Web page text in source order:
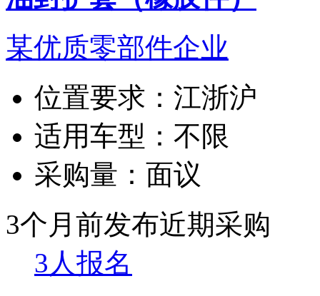
某优质零部件企业
位置要求： 江浙沪
适用车型： 不限
采购量： 面议
3个月前发布近期采购
3人报名